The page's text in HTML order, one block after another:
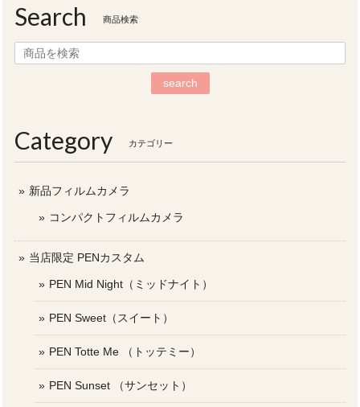
Search 商品検索
search
Category カテゴリー
新品フィルムカメラ
コンパクトフィルムカメラ
当店限定 PENカスタム
PEN Mid Night（ミッドナイト）
PEN Sweet（スイート）
PEN Totte Me （トッテミー）
PEN Sunset （サンセット）